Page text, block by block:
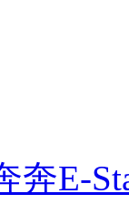
奔E-